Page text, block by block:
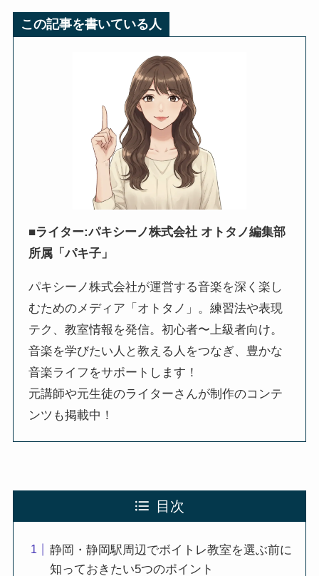
この記事を書いている人
■ライター:パキシーノ株式会社 オトタノ編集部
所属「パキ子」
パキシーノ株式会社が運営する音楽を深く楽し
むためのメディア「オトタノ」。練習法や表現
テク、教室情報を発信。初心者〜上級者向け。
音楽を学びたい人と教える人をつなぎ、豊かな
音楽ライフをサポートします！
元講師や元生徒のライターさんが制作のコンテ
ンツも掲載中！
目次
静岡・静岡駅周辺でボイトレ教室を選ぶ前に
知っておきたい5つのポイント